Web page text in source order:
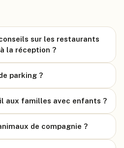
sur les restaurants
la réception ?
parking ?
aux familles avec enfants ?
de compagnie ?